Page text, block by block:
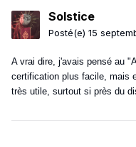
Solstice
Posté(e) 15
A vrai dire, j'avais pensé au
certification plus facile, mais
très utile, surtout si près du